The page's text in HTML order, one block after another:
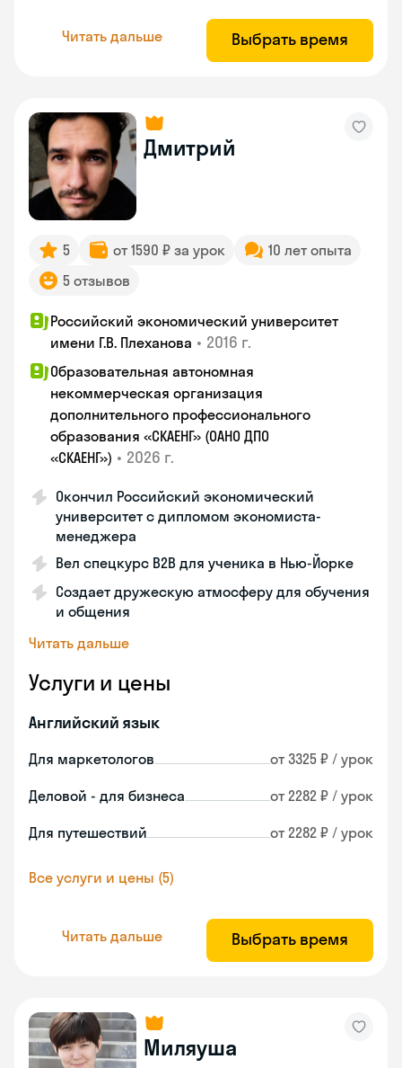
Читать дальше Выбрать время
Дмитрий
5 от 1590 ₽ за урок
10 лет опыта
5 отзывов
Российский экономический университет
имени Г.В. Плеханова • 2016 г.
Образовательная автономная
некоммерческая организация
дополнительного профессионального
образования «СКАЕНГ» (ОАНО ДПО
«СКАЕНГ») • 2026 г.
Окончил Российский экономический
университет с дипломом экономиста-
менеджера
Вел спецкурс B2B для ученика в Нью-Йорке
Создает дружескую атмосферу для обучения
и общения
Читать дальше
Услуги и цены
Английский язык
Для маркетологов от 3325 ₽ / урок
Деловой - для бизнеса от 2282 ₽ / урок
Для путешествий от 2282 ₽ / урок
Все услуги и цены (5)
Читать дальше Выбрать время
Миляуша